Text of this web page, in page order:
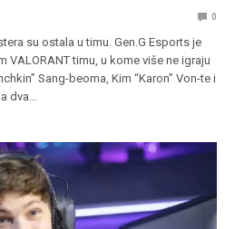
0
su ostala u timu. Gen.G Esports je
VALORANT timu, u kome više ne igraju
Sang-beoma, Kim “Karon” Von-te i
dva…